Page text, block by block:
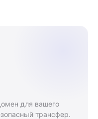
для вашего
трансфер.